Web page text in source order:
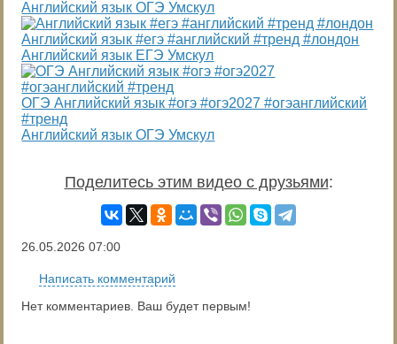
Английский язык ОГЭ Умскул
Английский язык #егэ #английский #тренд #лондон
Английский язык ЕГЭ Умскул
ОГЭ Английский язык #огэ #огэ2027 #огэанглийский
#тренд
Английский язык ОГЭ Умскул
Поделитесь этим видео с друзьями:
26.05.2026 07:00
Написать комментарий
Нет комментариев. Ваш будет первым!